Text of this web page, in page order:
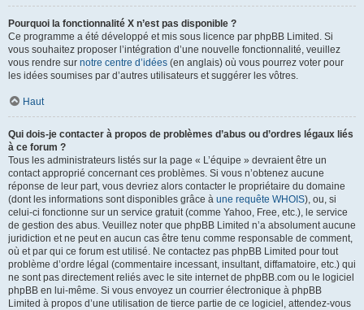
Pourquoi la fonctionnalité X n’est pas disponible ?
Ce programme a été développé et mis sous licence par phpBB Limited. Si
vous souhaitez proposer l’intégration d’une nouvelle fonctionnalité, veuillez
vous rendre sur notre centre d’idées (en anglais) où vous pourrez voter pour
les idées soumises par d’autres utilisateurs et suggérer les vôtres.
Haut
Qui dois-je contacter à propos de problèmes d’abus ou d’ordres légaux liés
à ce forum ?
Tous les administrateurs listés sur la page « L’équipe » devraient être un
contact approprié concernant ces problèmes. Si vous n’obtenez aucune
réponse de leur part, vous devriez alors contacter le propriétaire du domaine
(dont les informations sont disponibles grâce à une requête WHOIS), ou, si
celui-ci fonctionne sur un service gratuit (comme Yahoo, Free, etc.), le service
de gestion des abus. Veuillez noter que phpBB Limited n’a absolument aucune
juridiction et ne peut en aucun cas être tenu comme responsable de comment,
où et par qui ce forum est utilisé. Ne contactez pas phpBB Limited pour tout
problème d’ordre légal (commentaire incessant, insultant, diffamatoire, etc.) qui
ne sont pas directement reliés avec le site internet de phpBB.com ou le logiciel
phpBB en lui-même. Si vous envoyez un courrier électronique à phpBB
Limited à propos d’une utilisation de tierce partie de ce logiciel, attendez-vous